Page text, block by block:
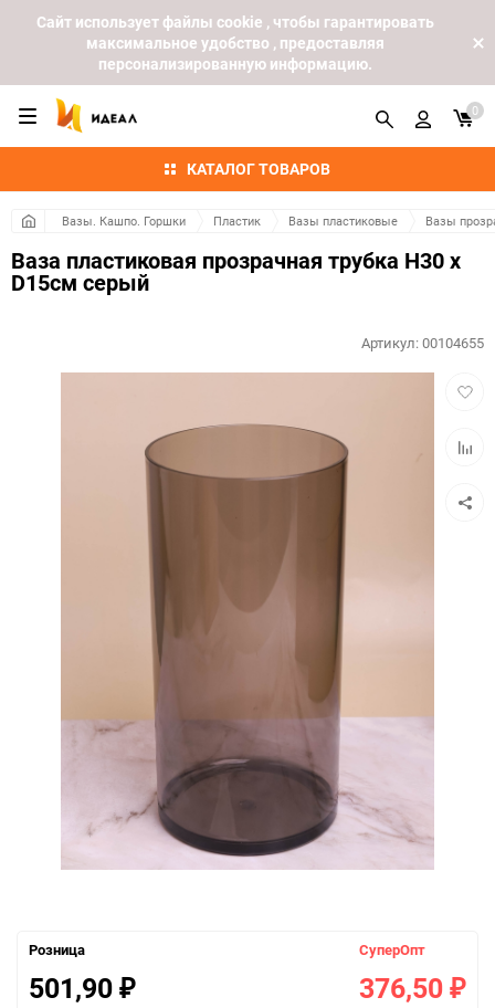
Cайт использует файлы cookie , чтобы гарантировать
максимальное удобство , предоставляя
персонализированную информацию.
КАТАЛОГ ТОВАРОВ
0
Вазы. Кашпо. Горшки Пластик Вазы пластиковые Вазы
Ваза пластиковая прозрачная трубка H30 х
D15см серый
Артикул:00104655
Розница
501,90 ₽
СуперОпт
376,50 ₽